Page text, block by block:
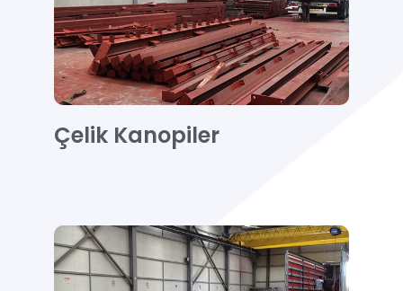
Çelik Kanopiler